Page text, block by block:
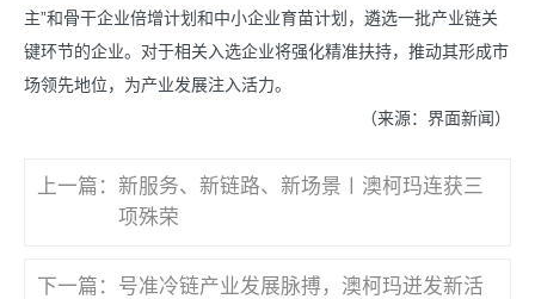
主”和骨干企业倍增计划和中小企业育苗计划，遴选一批产业链关
键环节的企业。对于相关入选企业将强化精准扶持，推动其形成市
场领先地位，为产业发展注入活力。
（来源：界面新闻）
上一篇： 新服务、新链路、新场景〡澳柯玛连获三
项殊荣
下一篇： 号准冷链产业发展脉搏，澳柯玛迸发新活